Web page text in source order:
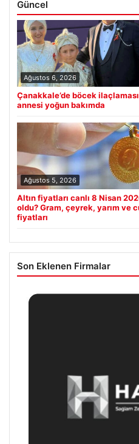
Güncel
Ağustos 6, 2026
Çanakkale’de böcek
annesi yoğun bakımda
Ağustos 5, 2026
Altın fiyatları canlı 8 Nisan
oldu? Gram, çeyrek, yarım ve
fiyatları
Son Eklenen Firmalar